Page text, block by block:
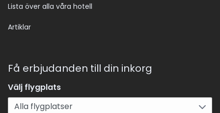
Lista över alla våra hotell
Artiklar
Få erbjudanden till din inkorg
Välj flygplats